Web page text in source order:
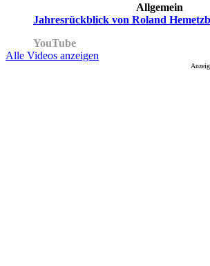
Allgemein
Jahresrückblick von Roland
YouTube
Alle Videos anzeigen